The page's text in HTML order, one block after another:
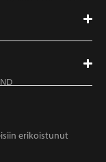
erikoistunut